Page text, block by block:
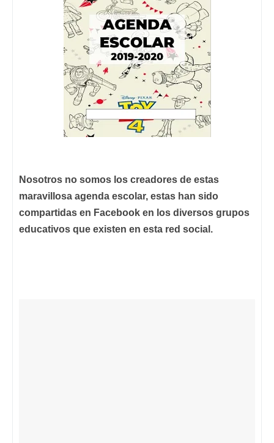
Nosotros no somos los creadores de estas
maravillosa agenda escolar, estas han sido
compartidas en Facebook en los diversos grupos
educativos que existen en esta red social.